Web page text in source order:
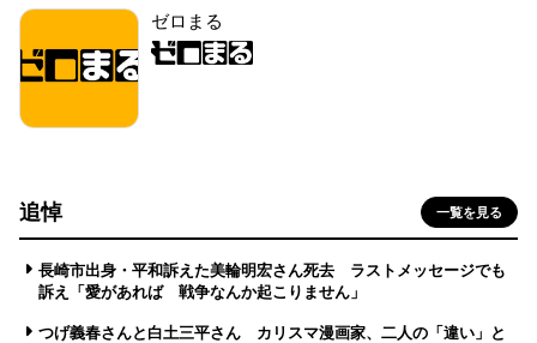
ゼロまる
追悼 一覧を見る
長崎市出身・平和訴えた美輪明宏さん死去 ラストメッセージでも
訴え「愛があれば 戦争なんか起こりません」
つげ義春さんと白土三平さん カリスマ漫画家、二人の「違い」と